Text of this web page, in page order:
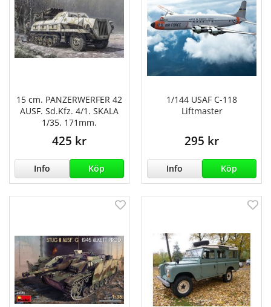
15 cm. PANZERWERFER 42
AUSF. Sd.Kfz. 4/1. SKALA
1/35. 171mm.
425 kr
Info Köp
1/144 USAF C-118
Liftmaster
295 kr
Info Köp